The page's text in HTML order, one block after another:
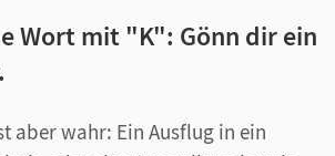
Wort mit "K": Gönn dir ein
aber wahr: Ein Ausflug in ein